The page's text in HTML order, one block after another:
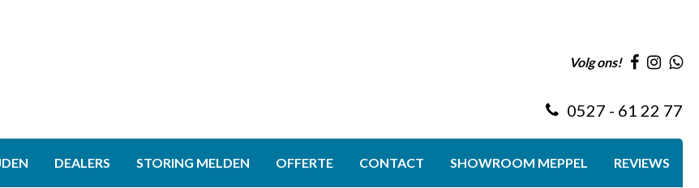
Volg ons!
0527 - 61 22 77
DEALERS STORING MELDEN OFFERTE CONTACT SHOWROOM MEPPEL REVIEWS